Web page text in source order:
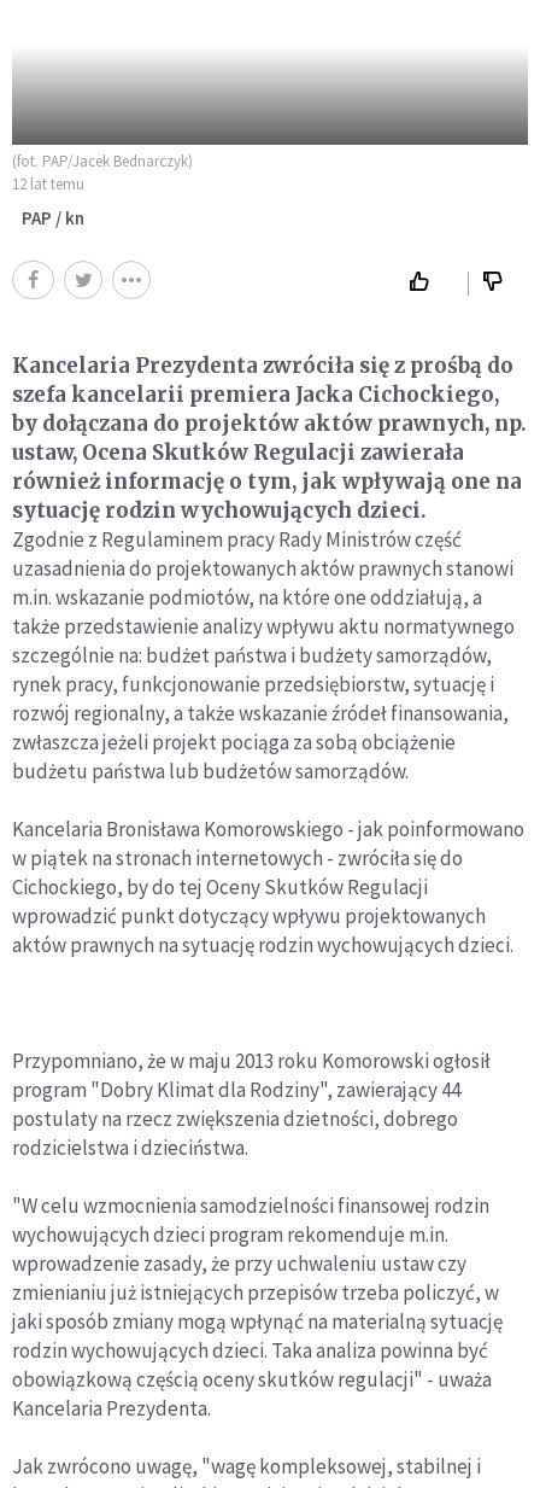
(fot. PAP/Jacek Bednarczyk)
12 lat temu
PAP / kn
Kancelaria Prezydenta zwróciła się z prośbą do
szefa kancelarii premiera Jacka Cichockiego,
by dołączana do projektów aktów prawnych, np.
ustaw, Ocena Skutków Regulacji zawierała
również informację o tym, jak wpływają one na
sytuację rodzin wychowujących dzieci.
Zgodnie z Regulaminem pracy Rady Ministrów część
uzasadnienia do projektowanych aktów prawnych stanowi
m.in. wskazanie podmiotów, na które one oddziałują, a
także przedstawienie analizy wpływu aktu normatywnego
szczególnie na: budżet państwa i budżety samorządów,
rynek pracy, funkcjonowanie przedsiębiorstw, sytuację i
rozwój regionalny, a także wskazanie źródeł finansowania,
zwłaszcza jeżeli projekt pociąga za sobą obciążenie
budżetu państwa lub budżetów samorządów.
Kancelaria Bronisława Komorowskiego - jak poinformowano
w piątek na stronach internetowych - zwróciła się do
Cichockiego, by do tej Oceny Skutków Regulacji
wprowadzić punkt dotyczący wpływu projektowanych
aktów prawnych na sytuację rodzin wychowujących dzieci.
Przypomniano, że w maju 2013 roku Komorowski ogłosił
program "Dobry Klimat dla Rodziny", zawierający 44
postulaty na rzecz zwiększenia dzietności, dobrego
rodzicielstwa i dzieciństwa.
"W celu wzmocnienia samodzielności finansowej rodzin
wychowujących dzieci program rekomenduje m.in.
wprowadzenie zasady, że przy uchwaleniu ustaw czy
zmienianiu już istniejących przepisów trzeba policzyć, w
jaki sposób zmiany mogą wpłynąć na materialną sytuację
rodzin wychowujących dzieci. Taka analiza powinna być
obowiązkową częścią oceny skutków regulacji" - uważa
Kancelaria Prezydenta.
Jak zwrócono uwagę, "wagę kompleksowej, stabilnej i